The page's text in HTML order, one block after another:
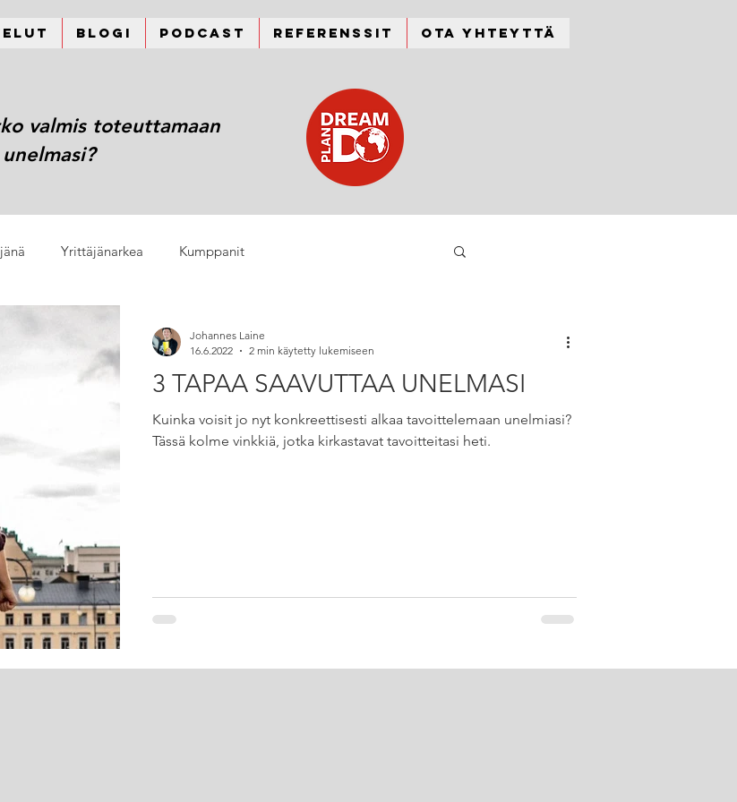
Blogi Podcast Referenssit Ota yhteyttä
valmis toteuttamaan
unelmasi?
Yrittäjänarkea Kumppanit
3 TAPAA SAAVUTTAA UNELMASI
Kuinka voisit jo nyt konkreettisesti alkaa tavoittelemaan unelmiasi?
Tässä kolme vinkkiä, jotka kirkastavat tavoitteitasi heti.
Johannes Laine
16.6.2022
2 min käytetty lukemiseen